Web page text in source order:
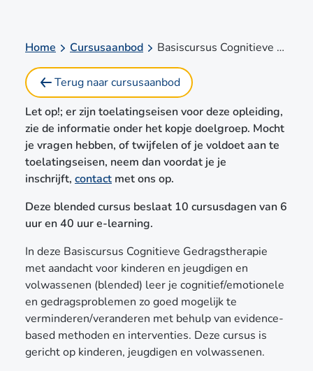
Home Cursusaanbod Basiscursus Cognitieve Gedragstherapie met aandacht voor kinderen en jeugdigen - CGT (blended)!
Terug naar cursusaanbod
Let op!; er zijn toelatingseisen voor deze opleiding,
zie de informatie onder het kopje doelgroep. Mocht
je vragen hebben, of twijfelen of je voldoet aan te
toelatingseisen, neem dan voordat je je
inschrijft, contact met ons op.
Deze blended cursus beslaat 10 cursusdagen van 6
uur en 40 uur e-learning.
In deze Basiscursus Cognitieve Gedragstherapie
met aandacht voor kinderen en jeugdigen en
volwassenen (blended) leer je cognitief/emotionele
en gedragsproblemen zo goed mogelijk te
verminderen/veranderen met behulp van evidence-
based methoden en interventies. Deze cursus is
gericht op kinderen, jeugdigen en volwassenen.